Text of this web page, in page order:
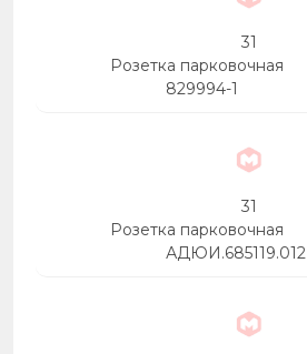
31
Розетка парковочная
829994-1
31
Розетка парковочная
АДЮИ.685119.012